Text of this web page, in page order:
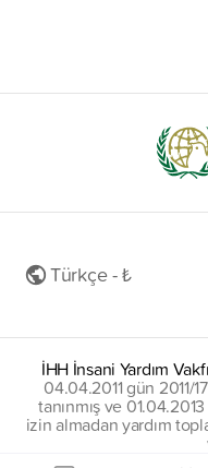
Türkçe - ₺
İHH İnsani Yardım Vakfı
04.04.2011 gün 2011/
tanınmış ve
izin almadan yardım